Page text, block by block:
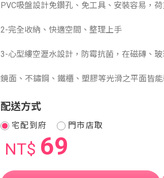
PVC吸盤設計免鑽孔、免工具、安裝容易，荷
2-完全收納、快適空間、整理上手
3-心型縷空瀝水設計，防霉抗菌，在磁磚、玻
鏡面、不鏽鋼、鐵櫃、塑膠等光滑之平面皆
配送方式
宅配到府 門市店取
NT$ 69